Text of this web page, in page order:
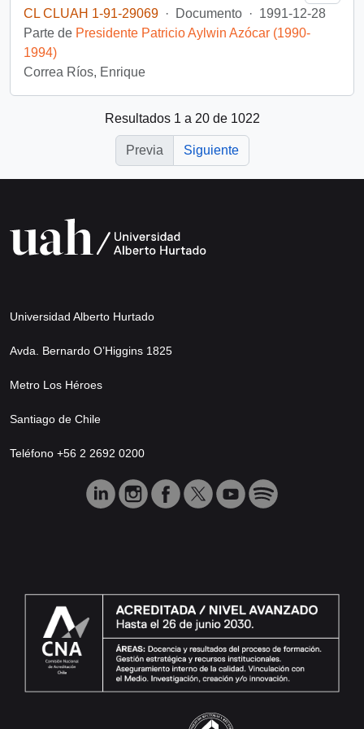
CL CLUAH 1-91-29069 · Documento · 1991-12-28
Parte de Presidente Patricio Aylwin Azócar (1990-
1994)
Correa Ríos, Enrique
Resultados 1 a 20 de 1022
Previa Siguiente
Universidad Alberto Hurtado
Avda. Bernardo O’Higgins 1825
Metro Los Héroes
Santiago de Chile
Teléfono +56 2 2692 0200